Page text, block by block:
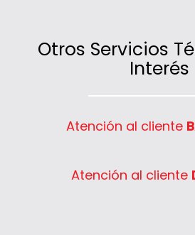
Otros Servicios
Interés
Atención al cliente
Atención al cliente